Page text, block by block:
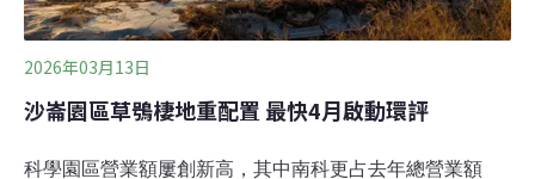
2026年03月13日
沙崙園區草鴞棲地重配置 最快4月啟動環評
科學園區營業額屢創新高，其中南科更占去年總營業額